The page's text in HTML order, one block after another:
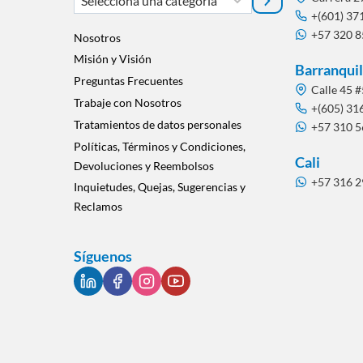
una
categoría
Nosotros
Misión y Visión
Preguntas Frecuentes
Trabaje con Nosotros
Tratamientos de datos personales
Políticas, Términos y Condiciones,
Devoluciones y Reembolsos
Inquietudes, Quejas, Sugerencias y
Reclamos
Síguenos
+(601)
+57 320
Calle 45
+(605)
+57 310
Cali
+57 316